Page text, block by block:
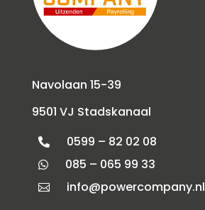
Navolaan 15-39
9501 VJ Stadskanaal
 0599 – 82 02 08
 085 – 065 99 33
 info@powercompany.nl